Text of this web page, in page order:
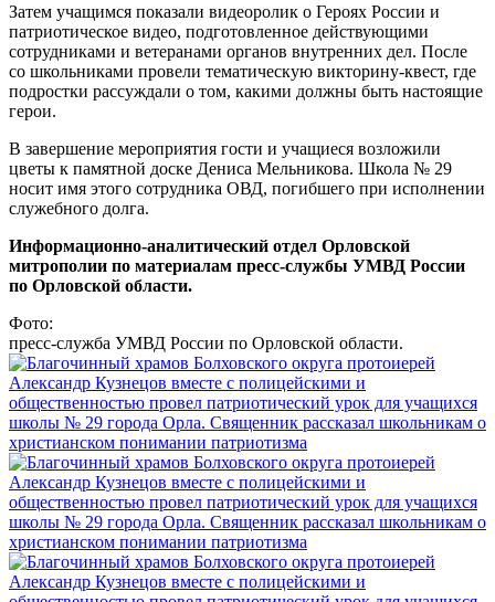
Затем учащимся показали видеоролик о Героях России и
патриотическое видео, подготовленное действующими
сотрудниками и ветеранами органов внутренних дел. После
со школьниками провели тематическую викторину-квест, где
подростки рассуждали о том, какими должны быть настоящие
герои.
В завершение мероприятия гости и учащиеся возложили
цветы к памятной доске Дениса Мельникова. Школа № 29
носит имя этого сотрудника ОВД, погибшего при исполнении
служебного долга.
Информационно-аналитический отдел Орловской
митрополии по материалам пресс-службы УМВД России
по Орловской области.
Фото:
пресс-служба УМВД России по Орловской области.